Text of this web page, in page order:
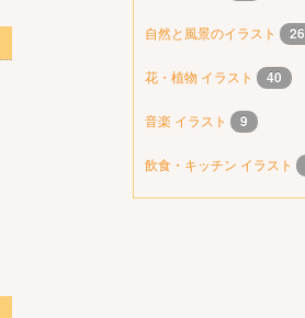
自然と風景のイラスト 26
花・植物 イラスト 40
音楽 イラスト 9
飲食・キッチン イラスト